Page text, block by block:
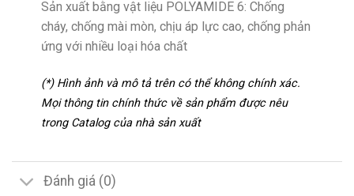
Sản xuất bằng vật liệu POLYAMIDE 6: Chống
cháy, chống mài mòn, chịu áp lực cao, chống phản
ứng với nhiều loại hóa chất
(*) Hình ảnh và mô tả trên có thể không chính xác.
Mọi thông tin chính thức về sản phẩm được nêu
trong Catalog của nhà sản xuất
Đánh giá (0)